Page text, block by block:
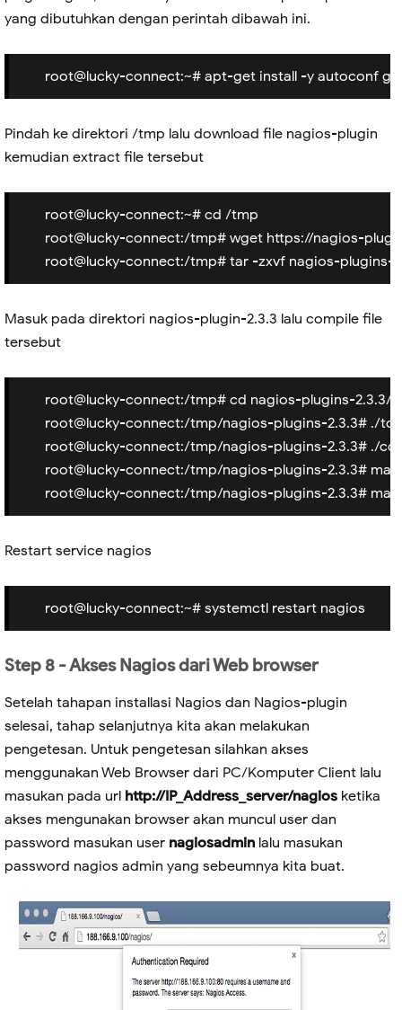
yang dibutuhkan dengan perintah dibawah ini.
root@lucky-connect:~# apt-get install -y autoconf
Pindah ke direktori /tmp lalu download file nagios-plugin
kemudian extract file tersebut
root@lucky-connect:~# cd /tmp
root@lucky-connect:/tmp# wget https://nagios-
root@lucky-connect:/tmp# tar -zxvf nagios-plugins-
Masuk pada direktori nagios-plugin-2.3.3 lalu compile file
tersebut
root@lucky-connect:/tmp# cd nagios-plugins-2.3.3/
root@lucky-connect:/tmp/nagios-plugins-2.3.3# ./
root@lucky-connect:/tmp/nagios-plugins-2.3.3# ./
root@lucky-connect:/tmp/nagios-plugins-2.3.3#
root@lucky-connect:/tmp/nagios-plugins-2.3.3#
Restart service nagios
root@lucky-connect:~# systemctl restart nagios
Step 8 - Akses Nagios dari Web browser
Setelah tahapan installasi Nagios dan Nagios-plugin
selesai, tahap selanjutnya kita akan melakukan
pengetesan. Untuk pengetesan silahkan akses
menggunakan Web Browser dari PC/Komputer Client lalu
masukan pada url http://IP_Address_server/nagios ketika
akses mengunakan browser akan muncul user dan
password masukan user nagiosadmin lalu masukan
password nagios admin yang sebeumnya kita buat.